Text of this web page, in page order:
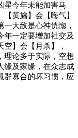
星今年未能加害马
黄旛】会【晦气】
大敌是心神恍惚，
年一定要增加社交及
】会【月杀】，
理论多于实际，空想
缘及家缘，在众志成
群寡合的坏习惯，应